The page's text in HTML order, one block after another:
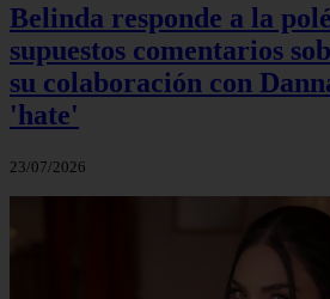
Belinda responde a la
supuestos comentarios
su colaboración con
'hate'
23/07/2026